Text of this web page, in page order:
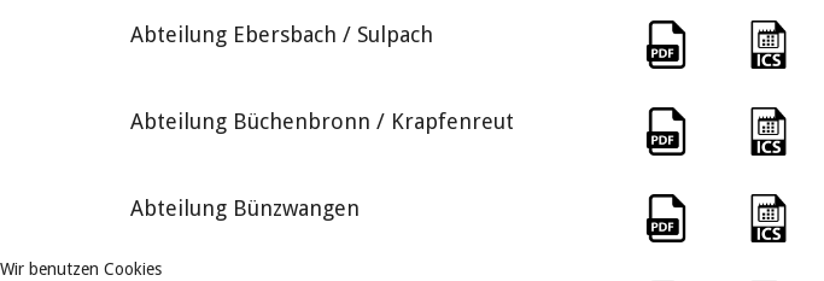
Abteilung Ebersbach / Sulpach
Abteilung Büchenbronn / Krapfenreut
Abteilung Bünzwangen
Wir benutzen Cookies